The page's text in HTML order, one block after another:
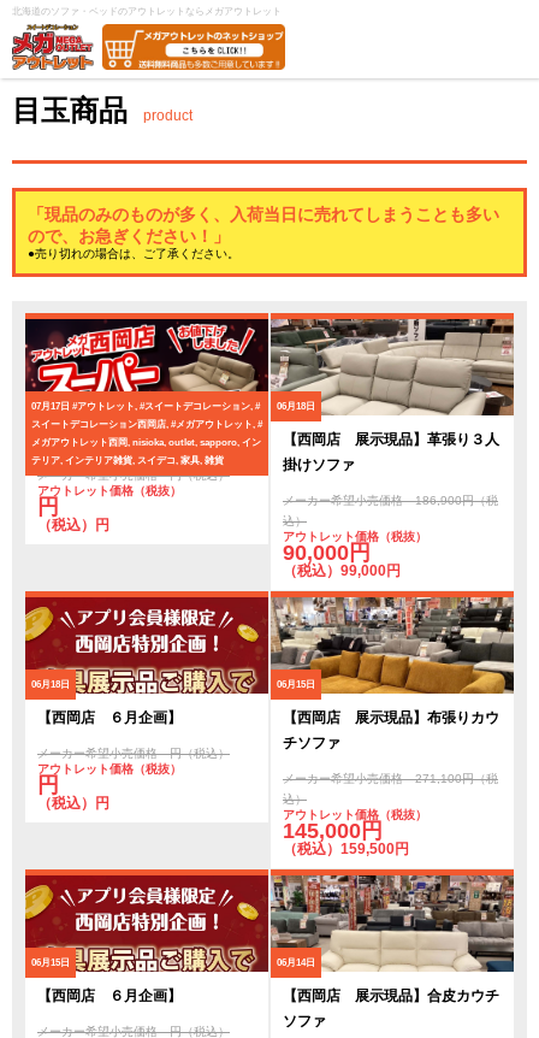
北海道のソファ・ベッドのアウトレットならメガアウトレット
目玉商品 product
「現品のみのものが多く、入荷当日に売れてしまうことも多い
ので、お急ぎください！」
●売り切れの場合は、ご了承ください。
07月17日 #アウトレット, #スイートデコレーション, #
スイートデコレーション西岡店, #メガアウトレット, #
メガアウトレット西岡, nisioka, outlet, sapporo, イン
テリア, インテリア雑貨, スイデコ, 家具, 雑貨
スーパーアウトレットセール
メーカー希望小売価格 円（税込）
アウトレット価格（税抜）
円
（税込）円
06月18日
【西岡店 展示現品】革張り３人
掛けソファ
メーカー希望小売価格 186,900円（税
込）
アウトレット価格（税抜）
90,000円
（税込）99,000円
06月18日
【西岡店 ６月企画】
メーカー希望小売価格 円（税込）
アウトレット価格（税抜）
円
（税込）円
06月15日
【西岡店 展示現品】布張りカウ
チソファ
メーカー希望小売価格 271,100円（税
込）
アウトレット価格（税抜）
145,000円
（税込）159,500円
06月15日
【西岡店 ６月企画】
メーカー希望小売価格 円（税込）
06月14日
【西岡店 展示現品】合皮カウチ
ソファ